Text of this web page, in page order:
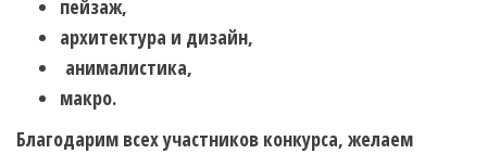
пейзаж,
архитектура и дизайн,
анималистика,
макро.
Благодарим всех участников конкурса, желаем